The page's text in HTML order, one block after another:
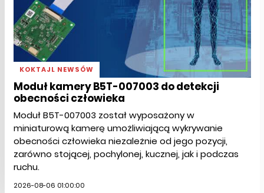
KOKTAJL NEWSÓW
Moduł kamery B5T-007003 do detekcji
obecności człowieka
Moduł B5T-007003 został wyposażony w
miniaturową kamerę umożliwiającą wykrywanie
obecności człowieka niezależnie od jego pozycji,
zarówno stojącej, pochylonej, kucznej, jak i podczas
ruchu.
2026-08-06 01:00:00